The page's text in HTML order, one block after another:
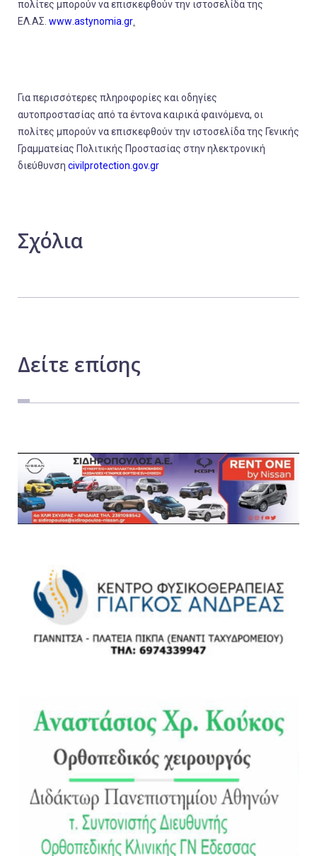
πολίτες μπορούν να επισκεφθούν την ιστοσελίδα της
ΕΛ.ΑΣ. www astynomia gr
Για περισσότερες πληροφορίες και οδηγίες
αυτοπροστασίας από τα έντονα καιρικά φαινόμενα, οι
πολίτες μπορούν να επισκεφθούν την ιστοσελίδατης Γενικής
Γραμματείας Πολιτικής Προστασίας στην ηλεκτρονική
διεύθυνση civilprotection.gov.gr
Σχόλια
Δείτε επίσης